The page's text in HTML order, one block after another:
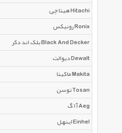
هیتاچی Hitachi
رونیکس Ronix
بلک اند دکر Black And Decker
دیوالت Dewalt
ماکیتا Makita
توسن Tosan
آ ا گ Aeg
اینهل Einhel